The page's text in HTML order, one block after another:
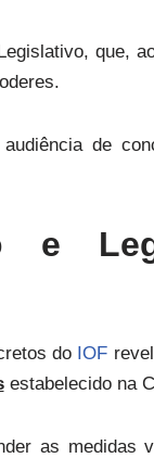
que,
de
e
do IOF
estabelecido na
as medidas